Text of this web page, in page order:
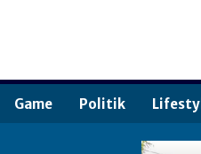
Game Politik